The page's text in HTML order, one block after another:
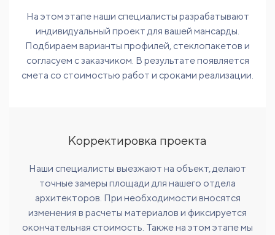
На этом этапе наши специалисты разрабатывают
индивидуальный проект для вашей мансарды.
Подбираем варианты профилей, стеклопакетов и
согласуем с заказчиком. В результате появляется
смета со стоимостью работ и сроками реализации.
Корректировка проекта
Наши специалисты выезжают на объект, делают
точные замеры площади для нашего отдела
архитекторов. При необходимости вносятся
изменения в расчеты материалов и фиксируется
окончательная стоимость. Также на этом этапе мы